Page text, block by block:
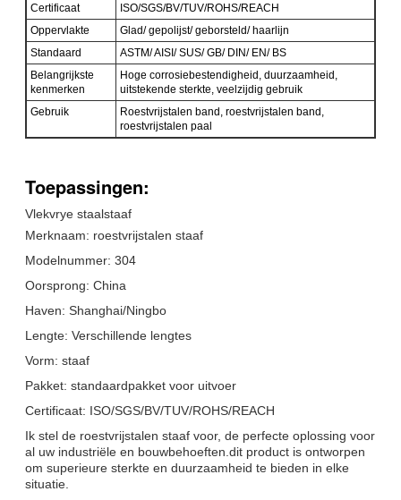
Certificaat
ISO/SGS/BV/TUV/ROHS/REACH
Oppervlakte
Glad/ gepolijst/ geborsteld/ haarlijn
Standaard
ASTM/ AISI/ SUS/ GB/ DIN/ EN/ BS
Belangrijkste
kenmerken
Hoge corrosiebestendigheid, duurzaamheid,
uitstekende sterkte, veelzijdig gebruik
Gebruik
Roestvrijstalen band, roestvrijstalen band,
roestvrijstalen paal
Toepassingen:
Vlekvrye staalstaaf
Merknaam: roestvrijstalen staaf
Modelnummer: 304
Oorsprong: China
Haven: Shanghai/Ningbo
Lengte: Verschillende lengtes
Vorm: staaf
Pakket: standaardpakket voor uitvoer
Certificaat: ISO/SGS/BV/TUV/ROHS/REACH
Ik stel de roestvrijstalen staaf voor, de perfecte oplossing voor
al uw industriële en bouwbehoeften.dit product is ontworpen
om superieure sterkte en duurzaamheid te bieden in elke
situatie.